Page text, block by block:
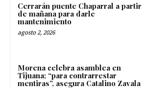
Cerrarán puente Chaparral a partir
de mañana para darle
mantenimiento
agosto 2, 2026
Morena celebra asamblea en
Tijuana; “para contrarrestar
mentiras”, asegura Catalino Zavala